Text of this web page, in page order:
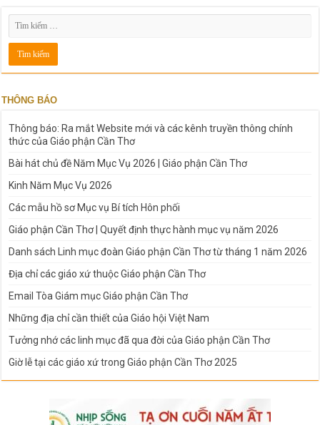
THÔNG BÁO
Thông báo: Ra mắt Website mới và các kênh truyền thông chính
thức của Giáo phận Cần Thơ
Bài hát chủ đề Năm Mục Vụ 2026 | Giáo phận Cần Thơ
Kinh Năm Mục Vụ 2026
Các mẫu hồ sơ Mục vụ Bí tích Hôn phối
Giáo phận Cần Thơ | Quyết định thực hành mục vụ năm 2026
Danh sách Linh mục đoàn Giáo phận Cần Thơ từ tháng 1 năm 2026
Địa chỉ các giáo xứ thuộc Giáo phận Cần Thơ
Email Tòa Giám mục Giáo phận Cần Thơ
Những địa chỉ cần thiết của Giáo hội Việt Nam
Tưởng nhớ các linh mục đã qua đời của Giáo phận Cần Thơ
Giờ lễ tại các giáo xứ trong Giáo phận Cần Thơ 2025